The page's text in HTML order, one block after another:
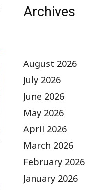
Archives
August 2026
July 2026
June 2026
May 2026
April 2026
March 2026
February 2026
January 2026